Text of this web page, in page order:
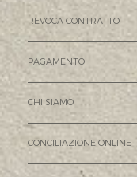
REVOCA CONTRATTO
PAGAMENTO
CHI SIAMO
CONCILIAZIONE ONLINE